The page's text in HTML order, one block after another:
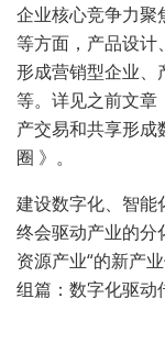
企业核心竞争力聚
等方面，产品设计
形成营销型企业、
等。详见之前文章
产交易和共享形成
圈 》。
建设数字化、智能
终会驱动产业的分
资源产业“的新产
组篇：数字化驱动